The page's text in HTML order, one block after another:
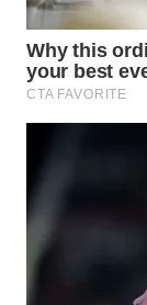
WN
LANGKAT
WN
TANJUNG